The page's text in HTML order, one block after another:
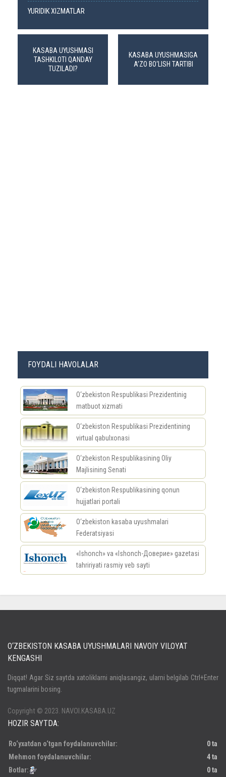
YURIDIK XIZMATLAR
KASABA UYUSHMASI
TASHKILOTI QANDAY
TUZILADI?
KASABA UYUSHMASIGA
A’ZO BO‘LISH TARTIBI
FOYDALI HAVOLALAR
O‘zbekiston Respublikasi Prezidentinig
matbuot xizmati
O‘zbekiston Respublikasi Prezidentining
virtual qabulxonasi
O‘zbekiston Respublikasining Oliy
Majlisining Senati
O‘zbekiston Respublikasining qonun
hujjatlari portali
O‘zbekiston kasaba uyushmalari
Federatsiyasi
«Ishonch» va «Ishonch-Доверие» gazetasi
tahririyati rasmiy veb sayti
Паролни унутдингизми?
O‘ZBEKISTON KASABA UYUSHMALARI NAVOIY VILOYAT
KENGASHI
Diqqat! Agar Siz saytda xatoliklarni aniqlasangiz, ularni belgilab Ctrl+Enter
tugmalarini bosing.
Copyright © 2023. NAVOI.KASABA.UZ
HOZIR SAYTDA:
Ro‘yxatdan o‘tgan foydalanuvchilar:
0 ta
Mehmon foydalanuvchilar:
4 ta
Botlar:
0 ta